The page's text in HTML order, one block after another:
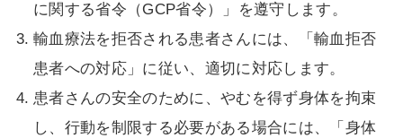
に関する省令（GCP省令）」を遵守します。
輸血療法を拒否される患者さんには、「輸血拒否
患者への対応」に従い、適切に対応します。
患者さんの安全のために、やむを得ず身体を拘束
し、行動を制限する必要がある場合には、「身体